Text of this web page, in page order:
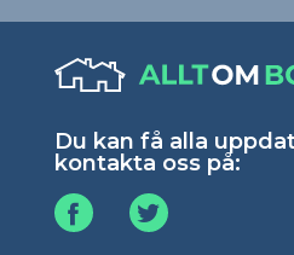
Du kan få alla
kontakta oss på: